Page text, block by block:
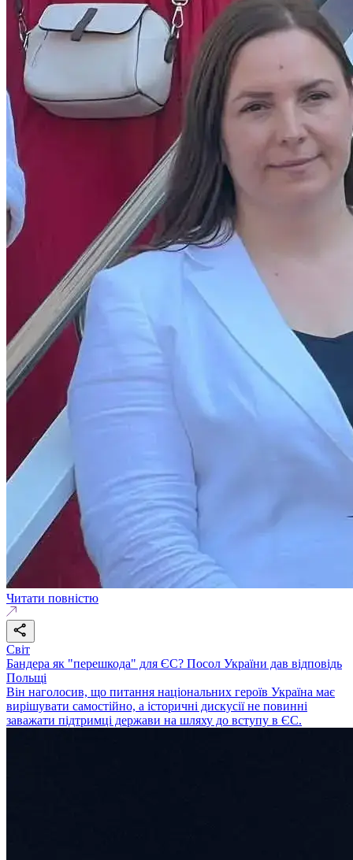
Читати повністю
Світ
Бандера як "перешкода" для ЄС? Посол України дав відповідь
Польщі
Він наголосив, що питання національних героїв Україна має
вирішувати самостійно, а історичні дискусії не повинні
заважати підтримці держави на шляху до вступу в ЄС.